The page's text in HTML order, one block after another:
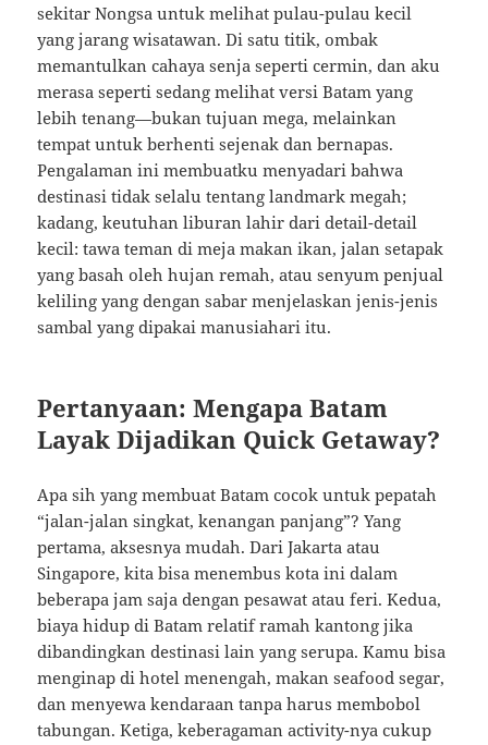
sekitar Nongsa untuk melihat pulau-pulau kecil
yang jarang wisatawan. Di satu titik, ombak
memantulkan cahaya senja seperti cermin, dan aku
merasa seperti sedang melihat versi Batam yang
lebih tenang—bukan tujuan mega, melainkan
tempat untuk berhenti sejenak dan bernapas.
Pengalaman ini membuatku menyadari bahwa
destinasi tidak selalu tentang landmark megah;
kadang, keutuhan liburan lahir dari detail-detail
kecil: tawa teman di meja makan ikan, jalan setapak
yang basah oleh hujan remah, atau senyum penjual
keliling yang dengan sabar menjelaskan jenis-jenis
sambal yang dipakai manusiahari itu.
Pertanyaan: Mengapa Batam
Layak Dijadikan Quick Getaway?
Apa sih yang membuat Batam cocok untuk pepatah
“jalan-jalan singkat, kenangan panjang”? Yang
pertama, aksesnya mudah. Dari Jakarta atau
Singapore, kita bisa menembus kota ini dalam
beberapa jam saja dengan pesawat atau feri. Kedua,
biaya hidup di Batam relatif ramah kantong jika
dibandingkan destinasi lain yang serupa. Kamu bisa
menginap di hotel menengah, makan seafood segar,
dan menyewa kendaraan tanpa harus membobol
tabungan. Ketiga, keberagaman activity-nya cukup